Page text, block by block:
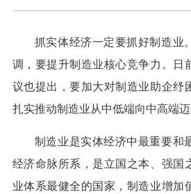
抓实体经济一定要抓好制造业
调，要提升制造业核心竞争力。日
议也提出，要加大对制造业助企纾
扎实推动制造业从中低端向中高端迈
制造业是实体经济中最重要和
经济命脉所系，是立国之本、强国
业体系最健全的国家，制造业增加